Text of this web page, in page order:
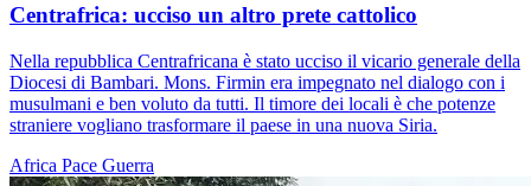
Centrafrica: ucciso un altro prete cattolico
Nella repubblica Centrafricana è stato ucciso il vicario generale della
Diocesi di Bambari. Mons. Firmin era impegnato nel dialogo con i
musulmani e ben voluto da tutti. Il timore dei locali è che potenze
straniere vogliano trasformare il paese in una nuova Siria.
Africa Pace Guerra